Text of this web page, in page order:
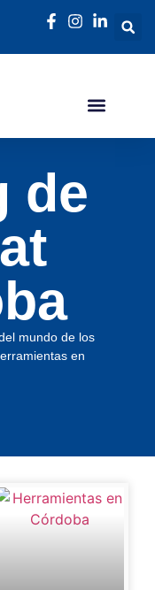
de
mundo de los
en